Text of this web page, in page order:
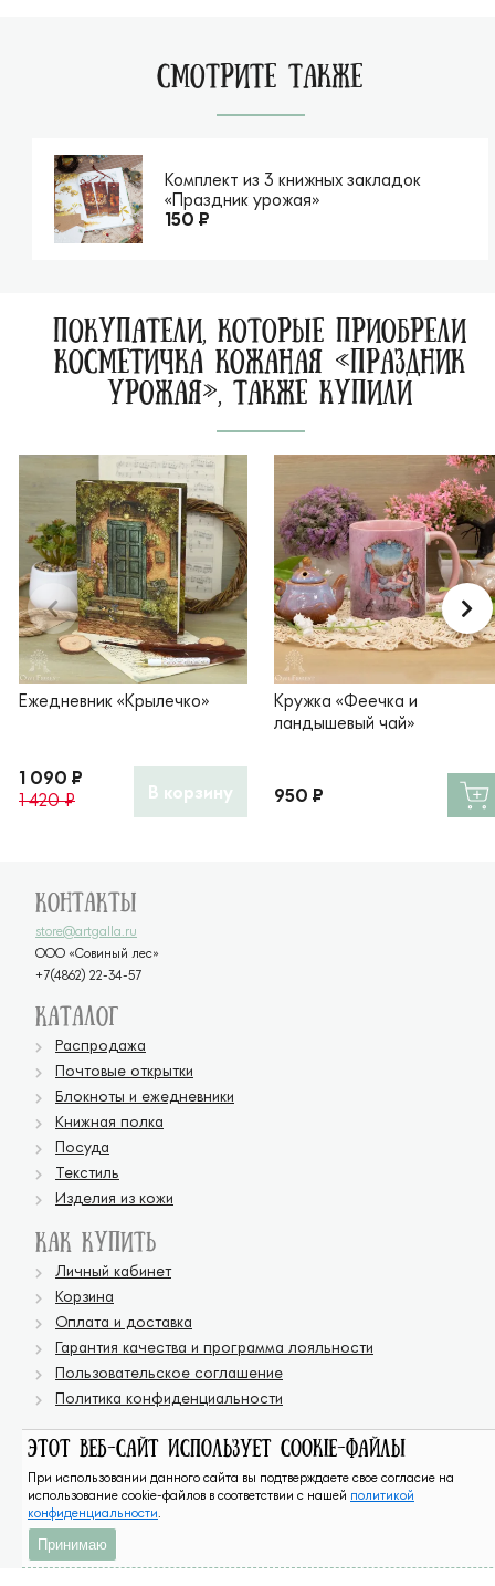
Этот веб-сайт использует cookie-файлы
При использовании данного сайта вы подтверждаете свое согласие на
использование cookie-файлов в соответствии с нашей политикой
конфиденциальности.
Принимаю
СМОТРИТЕ ТАКЖЕ
Комплект из 3 книжных закладок
«Праздник урожая»
150 ₽
ПОКУПАТЕЛИ, КОТОРЫЕ ПРИОБРЕЛИ
КОСМЕТИЧКА КОЖАНАЯ «ПРАЗДНИК
УРОЖАЯ», ТАКЖЕ КУПИЛИ
Ежедневник «Крылечко»
1 090 ₽
1 420 ₽
В корзину
Кружка «Феечка и
ландышевый чай»
950 ₽
Контакты
store@artgalla.ru
ООО «Совиный лес»
+7(4862) 22-34-57
Каталог
Распродажа
Почтовые открытки
Блокноты и ежедневники
Книжная полка
Посуда
Текстиль
Изделия из кожи
Как купить
Личный кабинет
Корзина
Оплата и доставка
Гарантия качества и программа лояльности
Пользовательское соглашение
Политика конфиденциальности
Соцсети
© ООО «Совиный лес», 2026. ИНН 5752078108 / КПП 575201001, г. Орёл, ул.